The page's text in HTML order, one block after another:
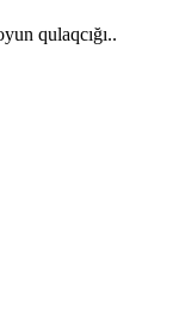
qulaqcığı..